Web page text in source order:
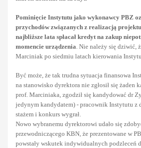
Pominięcie Instytutu jako wykonawcy PBZ
przychodów związanych z realizacją
najbliższe lata spłacał kredyt na zakup
momencie urządzenia. Nie należy się dziwić,
Marciniak po siedmiu latach kierowania
Być może, że tak trudna sytuacja finansowa
na stanowisko dyrektora nie zgłosił się żaden
prof. Marciniaka, zgodził się kandydować dr
jedynym kandydatem) - pracownik Instytutu z
stażem i konkurs wygrał.
Nowo wybranemu dyrektorowi udało się
przewodniczącego KBN, że prezentowane w
powstały wskutek indywidualnych podzleceń